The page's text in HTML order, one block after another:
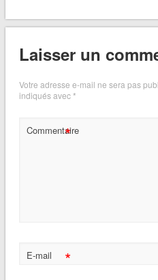
Laisser un
Votre adresse e-mail ne sera pas
indiqués avec*
Commentaire
*
E-mail *